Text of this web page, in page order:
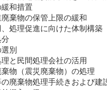
和措置
棄物の保管上限の緩和
処理促進に向けた体制構築
別
と民間処理会社の活用
物（震災廃棄物）の処理
廃棄物処理手続きおよび建